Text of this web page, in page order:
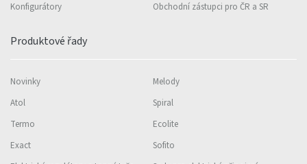
Konfigurátory
Obchodní zástupci pro ČR a SR
Produktové řady
Novinky
Melody
Atol
Spiral
Termo
Ecolite
Exact
Sofito